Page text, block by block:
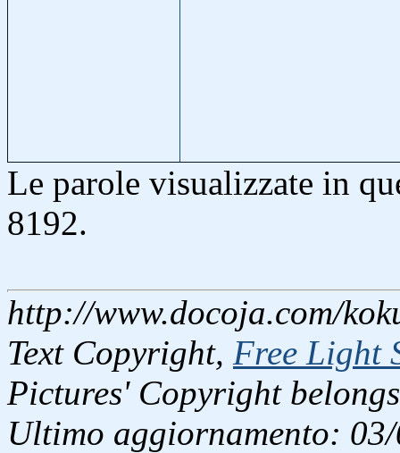
Le parole visualizzate in
8192.
http://www.docoja.com/
Text Copyright, Free Light
Pictures' Copyright
Ultimo aggiornamento: